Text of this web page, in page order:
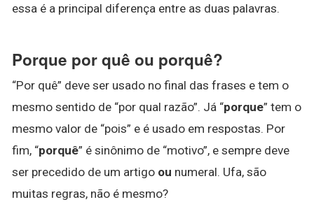
essa é a principal diferença entre as duas palavras.
Porque por quê ou porquê?
“Por quê” deve ser usado no final das frases e tem o
mesmo sentido de “por qual razão”. Já “porque” tem o
mesmo valor de “pois” e é usado em respostas. Por
fim, “porquê” é sinônimo de “motivo”, e sempre deve
ser precedido de um artigo ou numeral. Ufa, são
muitas regras, não é mesmo?